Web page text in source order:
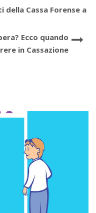
Cassa Forense a
Ecco quando
in Cassazione